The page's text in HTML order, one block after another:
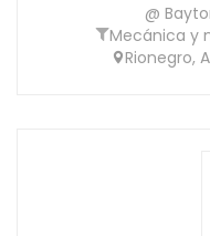
@
Mecánica y
Rionegro,